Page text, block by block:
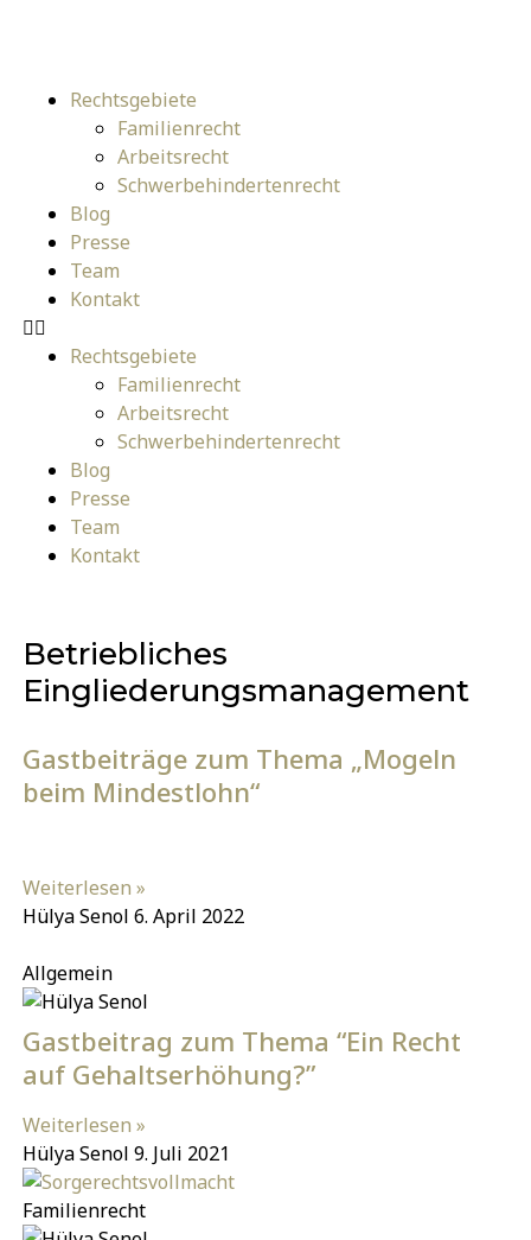
Rechtsgebiete
Familienrecht
Arbeitsrecht
Schwerbehindertenrecht
Blog
Presse
Team
Kontakt
Rechtsgebiete
Familienrecht
Arbeitsrecht
Schwerbehindertenrecht
Blog
Presse
Team
Kontakt
Betriebliches
Eingliederungsmanagement
Gastbeiträge zum Thema „Mogeln
beim Mindestlohn“
Weiterlesen »
Hülya Senol 6. April 2022
Allgemein
Gastbeitrag zum Thema “Ein Recht
auf Gehaltserhöhung?”
Weiterlesen »
Hülya Senol 9. Juli 2021
Familienrecht